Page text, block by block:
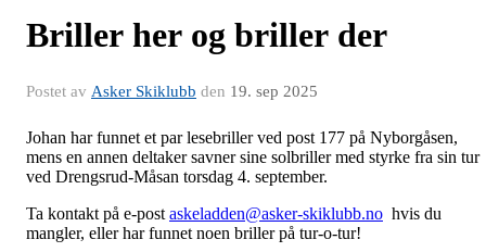
Briller her og briller der
Postet av Asker Skiklubb den 19. sep 2025
Johan har funnet et par lesebriller ved post 177 på Nyborgåsen,
mens en annen deltaker savner sine solbriller med styrke fra sin tur
ved Drengsrud-Måsan torsdag 4. september.
Ta kontakt på e-post askeladden@asker-skiklubb.no hvis du
mangler, eller har funnet noen briller på tur-o-tur!